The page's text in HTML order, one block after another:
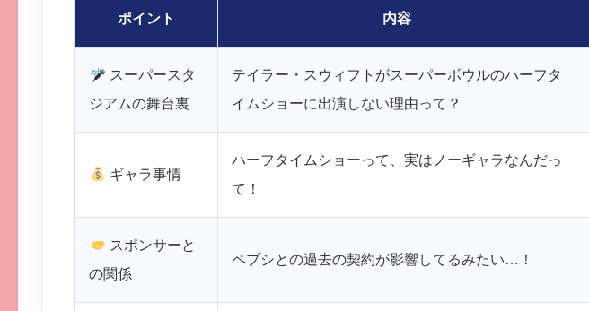
ポイント 内容
スーパースタ
ジアムの舞台裏
テイラー・スウィフトがスーパーボウルのハーフタ
イムショーに出演しない理由って？
ギャラ事情
ハーフタイムショーって、実はノーギャラなんだっ
て！
スポンサーと
の関係
ペプシとの過去の契約が影響してるみたい…！